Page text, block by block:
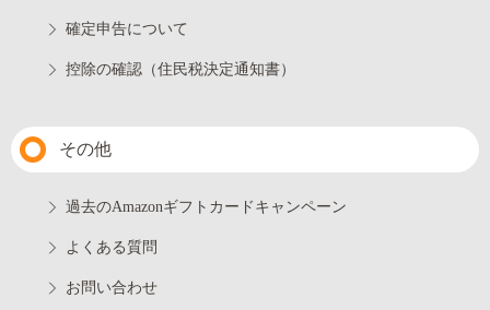
確定申告について
控除の確認（住民税決定通知書）
その他
過去のAmazonギフトカードキャンペーン
よくある質問
お問い合わせ